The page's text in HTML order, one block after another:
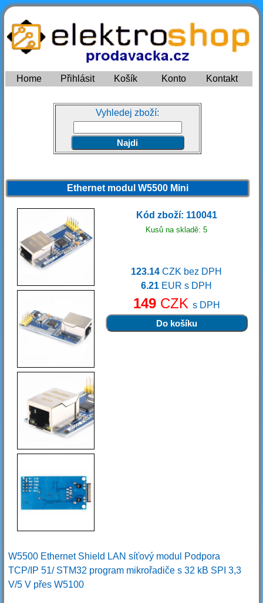
Home Přihlásit Košík Konto Kontakt
Vyhledej zboží:
Ethernet modul W5500 Mini
Kód zboží: 110041
Kusů na skladě: 5
123.14 CZK bez DPH
6.21 EUR s DPH
149CZK s DPH
W5500 Ethernet Shield LAN síťový modul Podpora
TCP/IP 51/ STM32 program mikrořadiče s 32 kB SPI 3,3
V/5 V přes W5100